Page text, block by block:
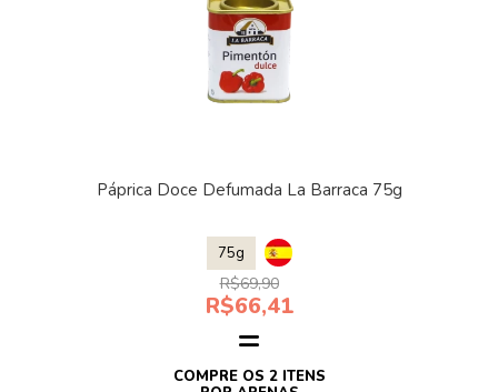
Páprica Doce Defumada La Barraca 75g
75g
R$69,90
R$66,41
COMPRE OS 2 ITENS